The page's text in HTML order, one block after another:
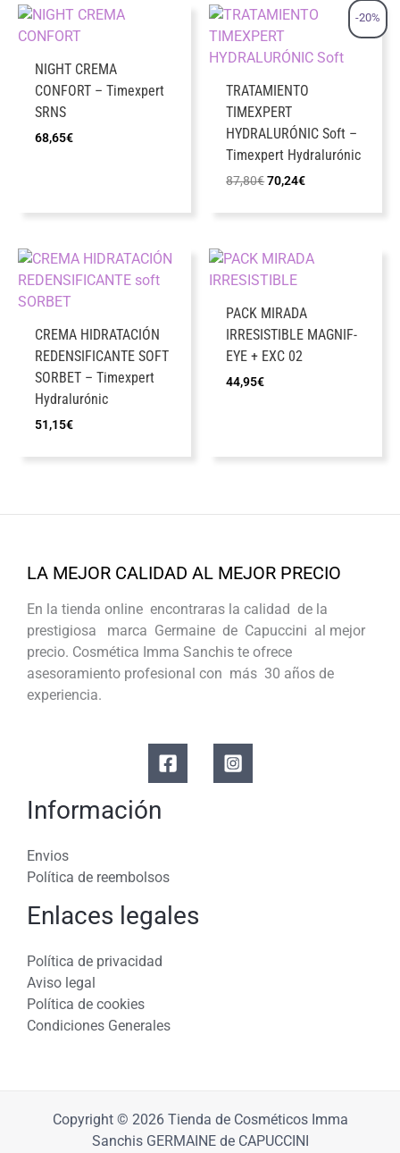
NIGHT CREMA
CONFORT – Timexpert
SRNS
68,65€
-20%
TRATAMIENTO
TIMEXPERT
HYDRALURÓNIC Soft –
Timexpert Hydralurónic
87,80€El
original
70,24€El
actual
CREMA HIDRATACIÓN
REDENSIFICANTE SOFT
SORBET – Timexpert
Hydralurónic
51,15€
PACK MIRADA
IRRESISTIBLE MAGNIF-
EYE + EXC 02
44,95€
LA MEJOR CALIDAD AL MEJOR PRECIO
En la tienda online encontraras la calidad de la
prestigiosa marca Germaine de Capuccini al mejor
precio. Cosmética Imma Sanchis te ofrece
asesoramiento profesional con más 30 años de
experiencia.
Información
Envios
Política de reembolsos
Enlaces legales
Política de privacidad
Aviso legal
Política de cookies
Condiciones Generales
Copyright © 2026 Tienda de Cosméticos Imma
Sanchis GERMAINE de CAPUCCINI